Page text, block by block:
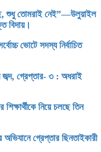
শুধু তোমরাই নেই”—উলুয়াইল
বিদায়।
ভোটে সদস্য নির্বাচিত
জব্দ, গ্রেপ্তার- ৩ : অধরাই
নিয়ে চলছে তিন
অভিযানে গ্রেপ্তার ছিনতাইকারী